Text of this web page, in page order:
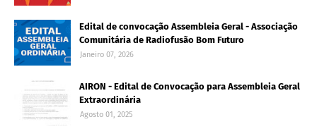
Edital de convocação Assembleia Geral - Associação
Comunitária de Radiofusão Bom Futuro
Janeiro 07, 2026
AIRON - Edital de Convocação para Assembleia Geral
Extraordinária
Agosto 01, 2025